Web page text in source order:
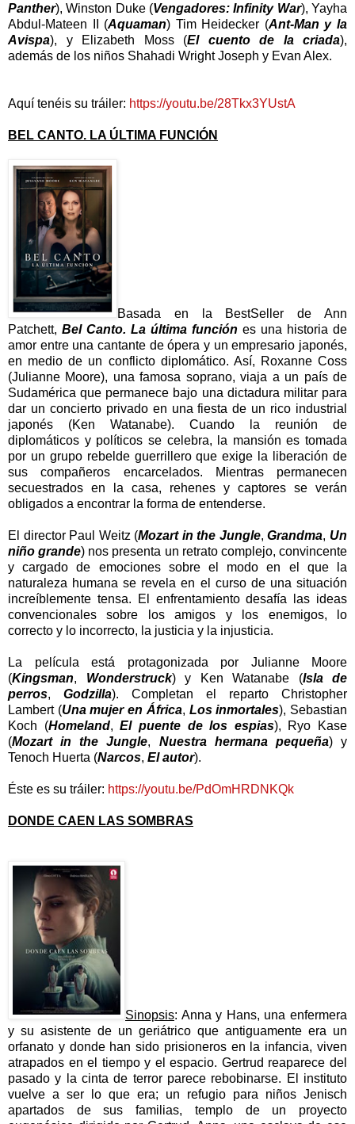
Panther), Winston Duke (Vengadores: Infinity War), Yayha
Abdul-Mateen II (Aquaman) Tim Heidecker (Ant-Man y la
Avispa), y Elizabeth Moss (El cuento de la criada),
además de los niños Shahadi Wright Joseph y Evan Alex.
Aquí tenéis su tráiler: https://youtu.be/28Tkx3YUstA
BEL CANTO. LA ÚLTIMA FUNCIÓN
Basada en la BestSeller de Ann
Patchett, Bel Canto. La última función es una historia de
amor entre una cantante de ópera y un empresario japonés,
en medio de un conflicto diplomático. Así, Roxanne Coss
(Julianne Moore), una famosa soprano, viaja a un país de
Sudamérica que permanece bajo una dictadura militar para
dar un concierto privado en una fiesta de un rico industrial
japonés (Ken Watanabe). Cuando la reunión de
diplomáticos y políticos se celebra, la mansión es tomada
por un grupo rebelde guerrillero que exige la liberación de
sus compañeros encarcelados. Mientras permanecen
secuestrados en la casa, rehenes y captores se verán
obligados a encontrar la forma de entenderse.
El director Paul Weitz (Mozart in the Jungle,Grandma, Un
niño grande) nos presenta un retrato complejo, convincente
y cargado de emociones sobre el modo en el que la
naturaleza humana se revela en el curso de una situación
increíblemente tensa. El enfrentamiento desafía las ideas
convencionales sobre los amigos y los enemigos, lo
correcto y lo incorrecto, la justicia y la injusticia.
La película está protagonizada por Julianne Moore
(Kingsman, Wonderstruck) y Ken Watanabe (Isla de
perros, Godzilla). Completan el reparto Christopher
Lambert (Una mujer en África, Los inmortales), Sebastian
Koch (Homeland,El puente de los espias), Ryo Kase
(Mozart in the Jungle, Nuestra hermana pequeña) y
Tenoch Huerta (Narcos, El autor).
Éste es su tráiler: https://youtu.be/PdOmHRDNKQk
DONDE CAEN LAS SOMBRAS
Sinopsis: Anna y Hans, una enfermera
y su asistente de un geriátrico que antiguamente era un
orfanato y donde han sido prisioneros en la infancia, viven
atrapados en el tiempo y el espacio. Gertrud reaparece del
pasado y la cinta de terror parece rebobinarse. El instituto
vuelve a ser lo que era; un refugio para niños Jenisch
apartados de sus familias, templo de un proyecto